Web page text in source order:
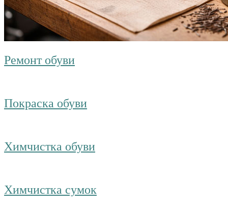
Ремонт обуви
Покраска обуви
Химчистка обуви
Химчистка сумок